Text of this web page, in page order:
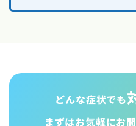
どんな症状でも
まずはお気軽にお